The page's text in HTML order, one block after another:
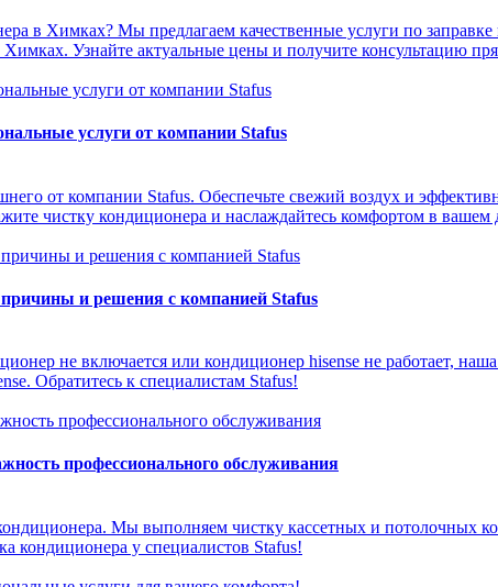
в Химках? Мы предлагаем качественные услуги по
Узнайте актуальные цены и получите консультацию
услуги от компании Stafus
от компании Stafus. Обеспечьте свежий воздух и
чистку кондиционера и наслаждайтесь комфортом в вашем
и решения с компанией Stafus
не включается или кондиционер hisense не работает,
Обратитесь к специалистам Stafus!
профессионального обслуживания
Мы выполняем чистку кассетных и потолочных
кондиционера у специалистов Stafus!